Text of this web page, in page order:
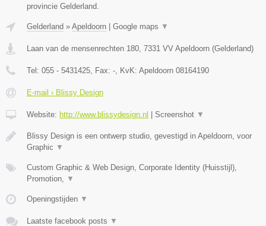
provincie Gelderland.
Gelderland » Apeldoorn Google maps ▼
Laan van de mensenrechten 180 7331 VV Apeldoorn (Gelderland)
Tel: 055 - 5431425 , Fax: - , KvK: Apeldoorn 08164190
E-mail › Blissy Design
Website: http://www.blissydesign.nl Screenshot ▼
Blissy Design is een ontwerp studio, gevestigd in Apeldoorn, voor
Graphic ▼
Custom Graphic & Web Design, Corporate Identity (Huisstijl),
Promotion,
▼
Openingstijden ▼
Laatste facebook posts ▼